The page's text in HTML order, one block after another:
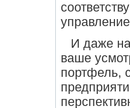
И даже
ваше
портфель,